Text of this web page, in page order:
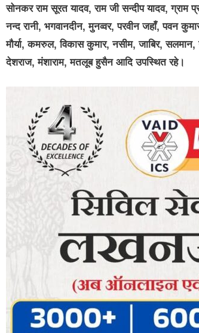
सोनकर राम सूरत यादव, राम जी सन्दीप यादव, ग्राम
नन्द रानी, भगवानदीन, मुनव्वर, परवीन जहाँ, पवन
मौर्या, कमरुल, विकास कुमार, नसीम, जाबिर, सलमान,
देशराज, मंशाराम, मतलूब हुसैन आदि उपस्थित रहे।